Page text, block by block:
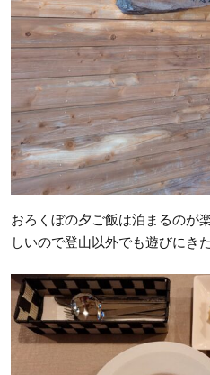
おろくぼの夕ご飯は泊まるのが
しいので登山以外でも遊びにき